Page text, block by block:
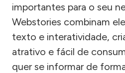
importantes para o seu
Webstories combinam
texto e interatividade,
atrativo e fácil de
quer se informar de